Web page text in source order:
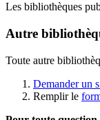
Les bibliothèques
Autre
Toute autre
Demander un
Remplir le f